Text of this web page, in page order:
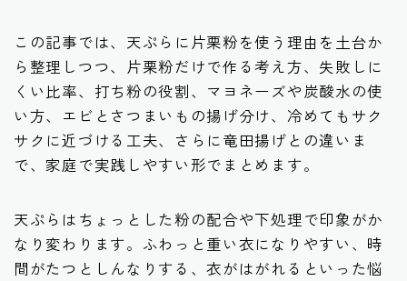
この記事では、天ぷらに片栗粉を使う理由を土台か
ら整理しつつ、片栗粉だけで作る考え方、失敗しに
くい比率、打ち粉の役割、マヨネーズや炭酸水の使
い方、エビとさつまいもの揚げ分け、冷めてもサク
サクに近づける工夫、さらに竜田揚げとの違いま
で、家庭で実践しやすい形でまとめます。
天ぷらはちょっとした粉の配合や下処理で印象がか
なり変わります。ふわっと重い衣になりやすい、時
間がたつとしんなりする、衣がはがれるといった悩